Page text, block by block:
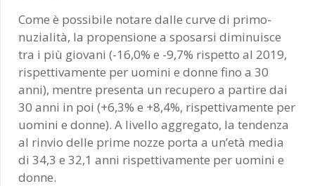
Come è possibile notare dalle curve di primo-
nuzialità, la propensione a sposarsi diminuisce
tra i più giovani (-16,0% e -9,7% rispetto al 2019,
rispettivamente per uomini e donne fino a 30
anni), mentre presenta un recupero a partire dai
30 anni in poi (+6,3% e +8,4%, rispettivamente per
uomini e donne). A livello aggregato, la tendenza
al rinvio delle prime nozze porta a un’età media
di 34,3 e 32,1 anni rispettivamente per uomini e
donne.